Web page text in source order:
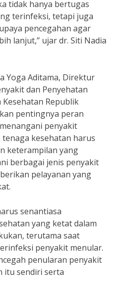
tidak hanya bertugas
terinfeksi, tetapi juga
pencegahan agar
lanjut,” ujar dr. Siti Nadia
Yoga Aditama, Direktur
dan Penyehatan
Republik
pentingnya peran
penyakit
kesehatan harus
keterampilan yang
berbagai jenis penyakit
pelayanan yang
senantiasa
yang ketat dalam
terutama saat
penyakit menular.
penularan penyakit
itu sendiri serta